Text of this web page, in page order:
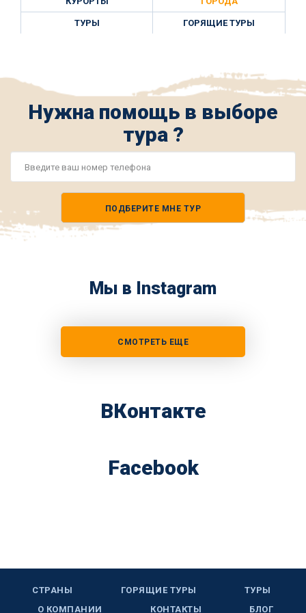
ТУРЫ ГОРЯЩИЕ ТУРЫ
Нужна помощь в выборе
тура ?
ПОДБЕРИТЕ МНЕ ТУР
Мы в Instagram
СМОТРЕТЬ ЕЩЕ
ВКонтакте
Facebook
СТРАНЫ ГОРЯЩИЕ ТУРЫ
ТУРЫ
О КОМПАНИИ
КОНТАКТЫ БЛОГ